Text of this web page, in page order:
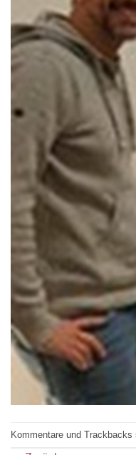
Kommentare und Trackbacks